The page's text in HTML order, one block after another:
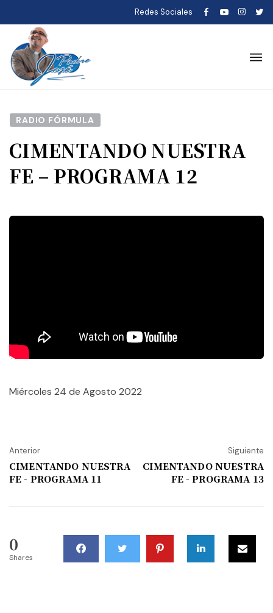
Redes Sociales
RADIO FÓRMULA
CIMENTANDO NUESTRA
FE – PROGRAMA 12
Miércoles 24 de Agosto 2022
Anterior
CIMENTANDO NUESTRA
FE - PROGRAMA 11
Siguiente
CIMENTANDO NUESTRA
FE - PROGRAMA 13
0
Shares